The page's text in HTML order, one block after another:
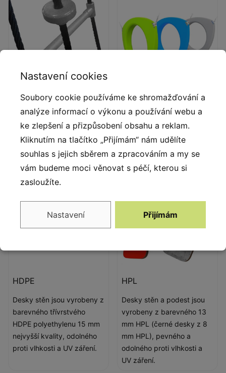
Provazové žebříky
Provazové žebříky a lanové
uzly z polyamidu
vstřikovaného do formy.
Ergonomicky tvarované
polyethylenové kruhy.
HDPE
Desky stěn jsou vyrobeny z
barevného třívrstvého
HDPE polyethylenu 15 mm
nejvyšší kvality, odolného
proti vlhkosti a UV záření.
HPL
Desky stěn a podest jsou
vyrobeny z barevného 13
mm HPL (černé desky z 8
mm HPL), pevného a
odolného proti vlhkosti a
UV záření.
Nastavení cookies
Soubory cookie používáme ke shromažďování a
analýze informací o výkonu a používání webu a
ke zlepšení a přizpůsobení obsahu a reklam.
Kliknutím na tlačítko „Přijímám“ nám udělíte
souhlas s jejich sběrem a zpracováním a my se
vám budeme moci věnovat s péčí, kterou si
zasloužíte.
Nastavení Přijímám